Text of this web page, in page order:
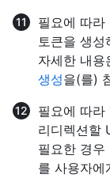
필요에 따라
토큰을 생성
자세한 내용
생성을(를)
필요에 따라
리디렉션할
필요한 경우
를 사용자에